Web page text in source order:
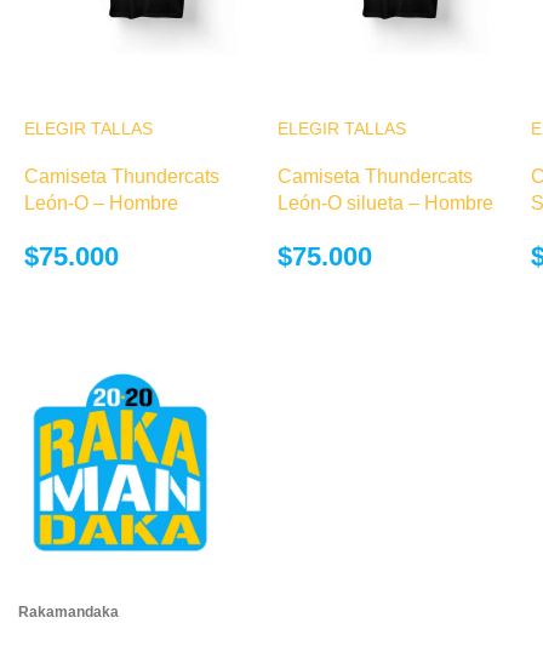
ELEGIR TALLAS
variantes. Las
opciones se
Camiseta Thundercats
León-O – Hombre
$75.000
ELEGIR TALLAS
variantes. Las
opciones se
Camiseta Thundercats
León-O silueta – Hombre
$75.000
Rakamandaka